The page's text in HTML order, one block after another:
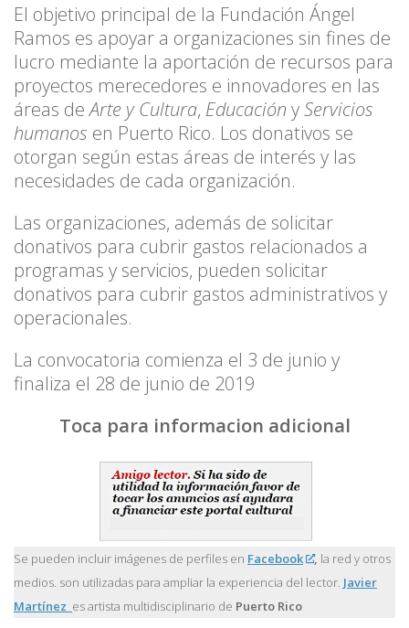
El objetivo principal de la Fundación Ángel
Ramos es apoyar a organizaciones sin fines de
lucro mediante la aportación de recursos para
proyectos merecedores e innovadores en las
áreas deArte y Cultura, Educación yServicios
humanos en Puerto Rico. Los donativos se
otorgan según estas áreas de interés y las
necesidades de cada organización.
Las organizaciones, además de solicitar
donativos para cubrir gastos relacionados a
programas y servicios, pueden solicitar
donativos para cubrir gastos administrativos y
operacionales.
La convocatoria comienza el 3 de junio y
finaliza el 28 de junio de 2019
Toca para informacion adicional
Se pueden incluir imágenes de perfiles en Facebook , la red y otros
medios. son utilizadas para ampliar la experiencia del lector. Javier
Martínez es artista multidisciplinario de Puerto Rico